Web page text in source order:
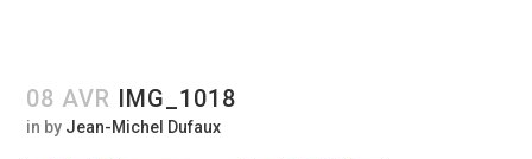
08 AVR IMG_1018
in by Jean-Michel Dufaux